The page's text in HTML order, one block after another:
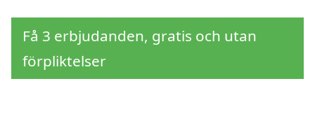
Få 3 erbjudanden, gratis och utan
förpliktelser